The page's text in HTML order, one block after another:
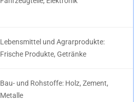
Lebensmittel und Agrarprodukte:
Frische Produkte, Getränke
Bau- und Rohstoffe: Holz, Zement,
Metalle